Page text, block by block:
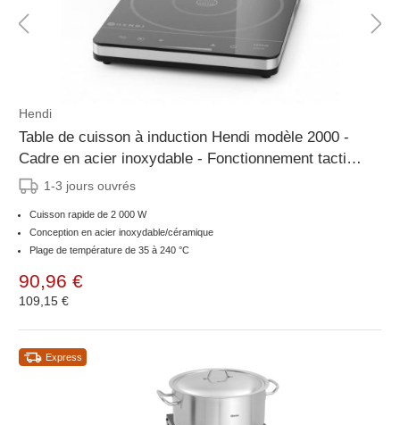
Hendi
Table de cuisson à induction Hendi modèle 2000 -
Cadre en acier inoxydable - Fonctionnement tactile
- Surface en verre céramique
1-3 jours ouvrés
Cuisson rapide de 2 000 W
Conception en acier inoxydable/céramique
Plage de température de 35 à 240 °C
90,96 €
109,15 €
Express